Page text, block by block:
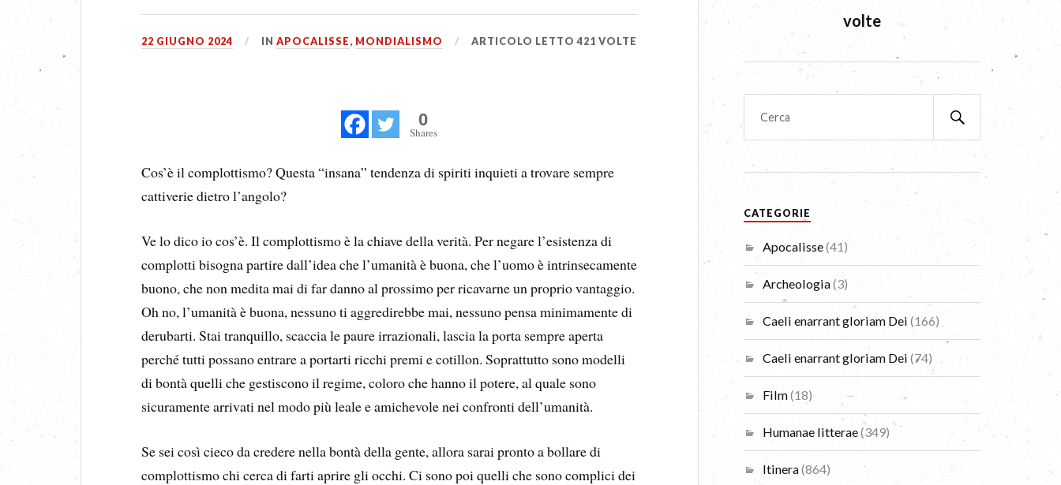
22 GIUGNO 2024 INAPOCALISSE, MONDIALISMO ARTICOLO LETTO 421 VOLTE
0
Shares
Cos’è il complottismo? Questa “insana” tendenza di spiriti inquieti a trovare sempre
cattiverie dietro l’angolo?
Ve lo dico io cos’è. Il complottismo è la chiave della verità. Per negare l’esistenza di
complotti bisogna partire dall’idea che l’umanità è buona, che l’uomo è intrinsecamente
buono, che non medita mai di far danno al prossimo per ricavarne un proprio vantaggio.
Oh no, l’umanità è buona, nessuno ti aggredirebbe mai, nessuno pensa minimamente di
derubarti. Stai tranquillo, scaccia le paure irrazionali, lascia la porta sempre aperta
perché tutti possano entrare a portarti ricchi premi e cotillon. Soprattutto sono modelli
di bontà quelli che gestiscono il regime, coloro che hanno il potere, al quale sono
sicuramente arrivati nel modo più leale e amichevole nei confronti dell’umanità.
Se sei così cieco da credere nella bontà della gente, allora sarai pronto a bollare di
complottismo chi cerca di farti aprire gli occhi. Ci sono poi quelli che sono complici dei
volte
CATEGORIE
Apocalisse(41)
Archeologia(3)
Caeli enarrant gloriam Dei (166)
Caeli enarrant gloriam Dei (74)
Film(18)
Humanae litterae(349)
Itinera(864)